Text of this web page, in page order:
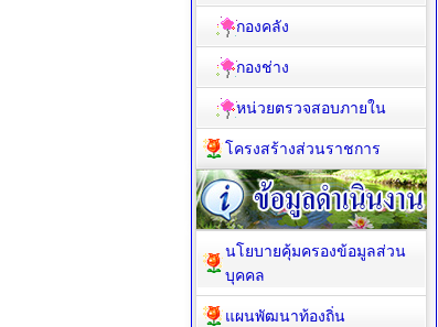
กองคลัง
กองช่าง
หน่วยตรวจสอบภายใน
โครงสร้างส่วนราชการ
นโยบายคุ้มครองข้อมูลส่วน
บุคคล
แผนพัฒนาท้องถิ่น